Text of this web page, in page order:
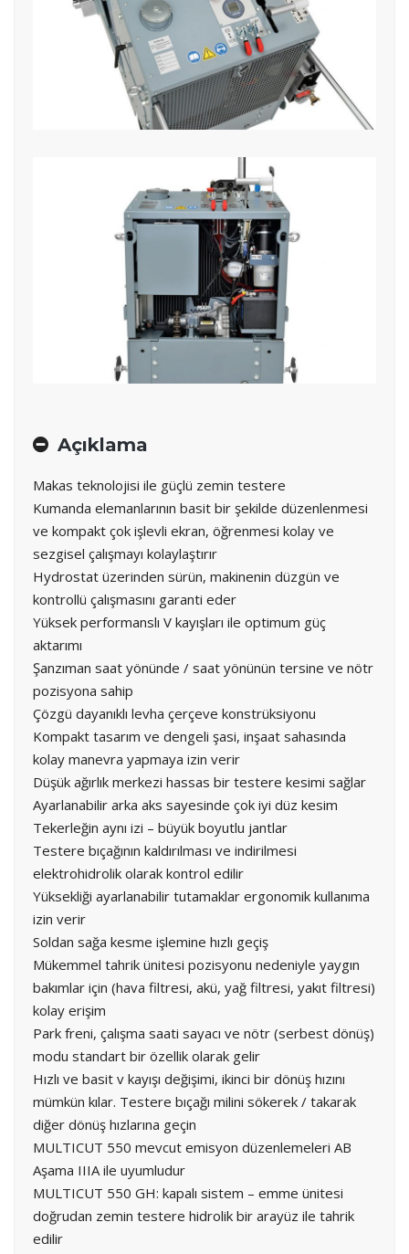
Açıklama
Makas teknolojisi ile güçlü zemin testere
Kumanda elemanlarının basit bir şekilde düzenlenmesi
ve kompakt çok işlevli ekran, öğrenmesi kolay ve
sezgisel çalışmayı kolaylaştırır
Hydrostat üzerinden sürün, makinenin düzgün ve
kontrollü çalışmasını garanti eder
Yüksek performanslı V kayışları ile optimum güç
aktarımı
Şanzıman saat yönünde / saat yönünün tersine ve nötr
pozisyona sahip
Çözgü dayanıklı levha çerçeve konstrüksiyonu
Kompakt tasarım ve dengeli şasi, inşaat sahasında
kolay manevra yapmaya izin verir
Düşük ağırlık merkezi hassas bir testere kesimi sağlar
Ayarlanabilir arka aks sayesinde çok iyi düz kesim
Tekerleğin aynı izi – büyük boyutlu jantlar
Testere bıçağının kaldırılması ve indirilmesi
elektrohidrolik olarak kontrol edilir
Yüksekliği ayarlanabilir tutamaklar ergonomik kullanıma
izin verir
Soldan sağa kesme işlemine hızlı geçiş
Mükemmel tahrik ünitesi pozisyonu nedeniyle yaygın
bakımlar için (hava filtresi, akü, yağ filtresi, yakıt filtresi)
kolay erişim
Park freni, çalışma saati sayacı ve nötr (serbest dönüş)
modu standart bir özellik olarak gelir
Hızlı ve basit v kayışı değişimi, ikinci bir dönüş hızını
mümkün kılar. Testere bıçağı milini sökerek / takarak
diğer dönüş hızlarına geçin
MULTICUT 550 mevcut emisyon düzenlemeleri AB
Aşama IIIA ile uyumludur
MULTICUT 550 GH: kapalı sistem – emme ünitesi
doğrudan zemin testere hidrolik bir arayüz ile tahrik
edilir